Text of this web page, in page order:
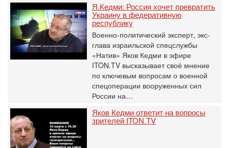
Я.Кедми: Россия хочет превратить
Украину в федеративную
республику
Военно-политический эксперт, экс-
глава израильской спецслужбы
«Натив» Яков Кедми в эфире
ITON.TV высказывает своё мнение
по ключевым вопросам о военной
спецоперации вооруженных сил
России на…
Яков Кедми ответит на вопросы
зрителей ITON.TV